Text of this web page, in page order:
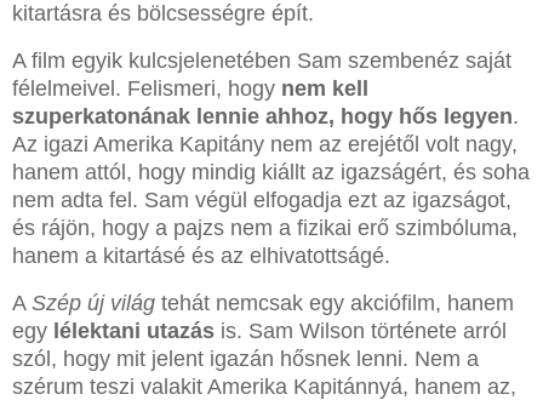
kitartásra és bölcsességre épít.
A film egyik kulcsjelenetében Sam szembenéz saját
félelmeivel. Felismeri, hogy nem kell
szuperkatonának lennie ahhoz, hogy hős legyen.
Az igazi Amerika Kapitány nem az erejétől volt nagy,
hanem attól, hogy mindig kiállt az igazságért, és soha
nem adta fel. Sam végül elfogadja ezt az igazságot,
és rájön, hogy a pajzs nem a fizikai erő szimbóluma,
hanem a kitartásé és az elhivatottságé.
A Szép új világ tehát nemcsak egy akciófilm, hanem
egy lélektani utazás is. Sam Wilson története arról
szól, hogy mit jelent igazán hősnek lenni. Nem a
szérum teszi valakit Amerika Kapitánnyá, hanem az,